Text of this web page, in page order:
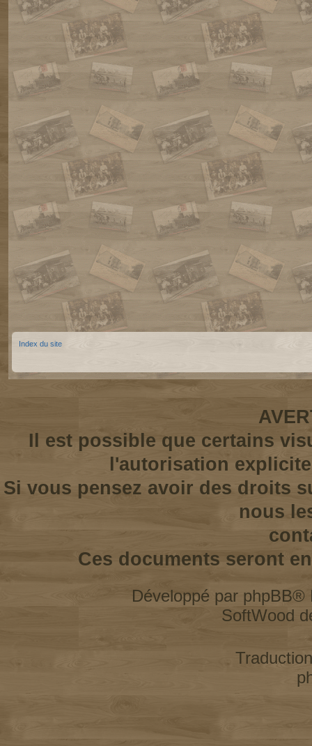
Index du site
Il est possible que certains
l'autorisation
Si vous pensez avoir des droits
nous
Ces documents seront
Développé par phpBB®
SoftWood